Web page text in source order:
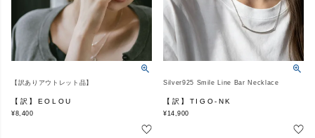
【訳ありアウトレット品】
【訳】EOLOU
¥8,400
Silver925 Smile Line Bar Necklace
【訳】TIGO-NK
¥14,900